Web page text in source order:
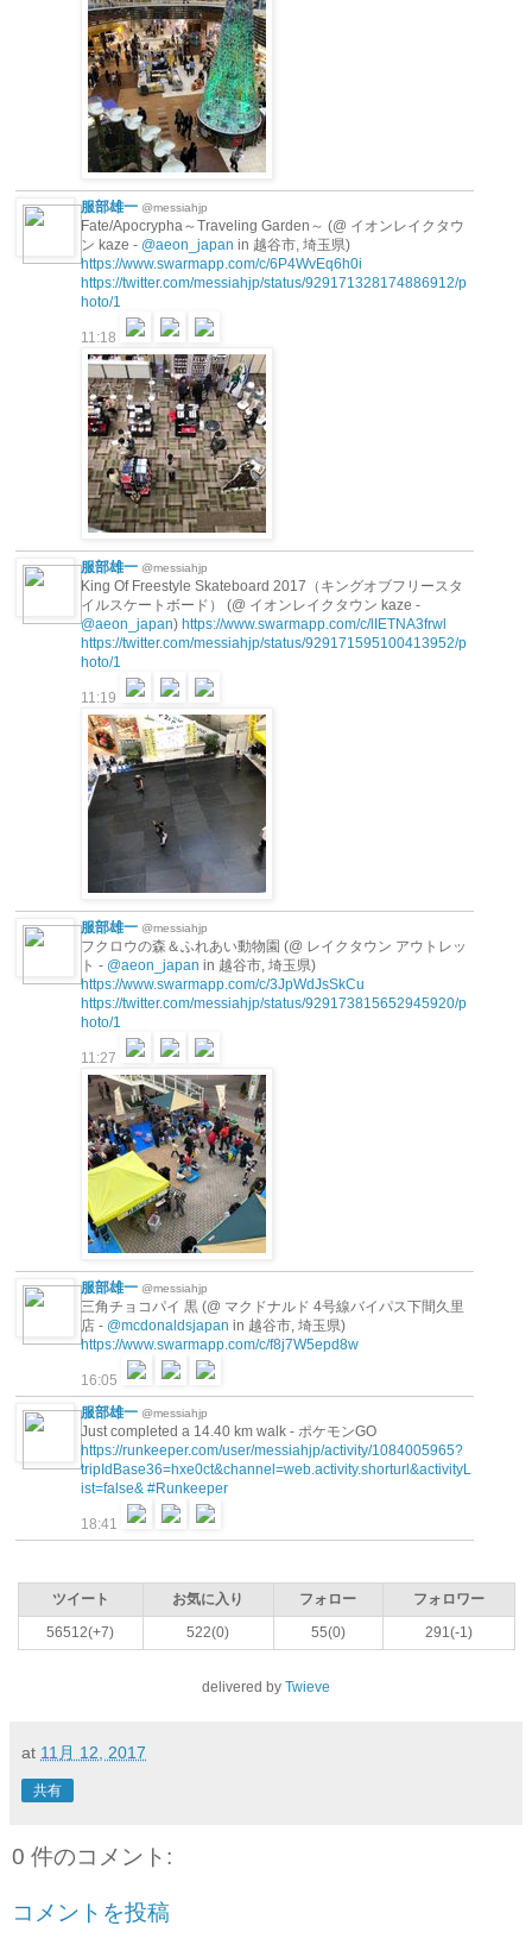
服部雄一 @messiahjp
Fate/Apocrypha～Traveling Garden～ (@ イオンレイクタウ
ン kaze - @aeon_japan in 越谷市, 埼玉県)
https://www.swarmapp.com/c/6P4WvEq6h0i
https://twitter.com/messiahjp/status/929171328174886912/p
hoto/1
11:18
服部雄一 @messiahjp
King Of Freestyle Skateboard 2017（キングオブフリースタ
イルスケートボード） (@ イオンレイクタウン kaze -
@aeon_japan) https://www.swarmapp.com/c/lIETNA3frwl
https://twitter.com/messiahjp/status/929171595100413952/p
hoto/1
11:19
服部雄一 @messiahjp
フクロウの森＆ふれあい動物園 (@ レイクタウン アウトレッ
ト - @aeon_japan in 越谷市, 埼玉県)
https://www.swarmapp.com/c/3JpWdJsSkCu
https://twitter.com/messiahjp/status/929173815652945920/p
hoto/1
11:27
服部雄一 @messiahjp
三角チョコパイ 黒 (@ マクドナルド 4号線バイパス下間久里
店 - @mcdonaldsjapan in 越谷市, 埼玉県)
https://www.swarmapp.com/c/f8j7W5epd8w
16:05
服部雄一 @messiahjp
Just completed a 14.40 km walk - ポケモンGO
https://runkeeper.com/user/messiahjp/activity/1084005965?
tripIdBase36=hxe0ct&channel=web.activity.shorturl&activityL
ist=false& #Runkeeper
18:41
ツイート お気に入り フォロー
フォロワー
56512(+7)
522(0) 55(0) 291(-1)
delivered by Twieve
at 11月 12, 2017
共有
0 件のコメント:
コメントを投稿